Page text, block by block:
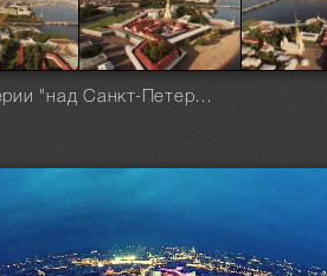
#4 Из серии "над Санкт-Петербургом"